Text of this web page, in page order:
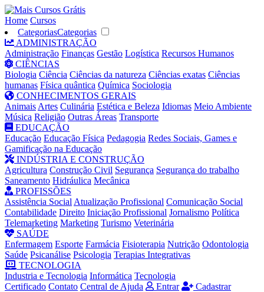
Home Cursos
CategoriasCategorias
ADMINISTRAÇÃO
Administração Finanças Gestão Logística Recursos Humanos
CIÊNCIAS
Biologia Ciência Ciências da natureza Ciências exatas Ciências
humanas Física quântica Química Sociologia
CONHECIMENTOS GERAIS
Animais Artes Culinária Estética e Beleza Idiomas Meio Ambiente
Música Religião Outras Áreas Transporte
EDUCAÇÃO
Educação Educação Física Pedagogia Redes Sociais, Games e
Gamificação na Educação
INDÚSTRIA E CONSTRUÇÃO
Agricultura Construção Civil Segurança Segurança do trabalho
Saneamento Hidráulica Mecânica
PROFISSÕES
Assistência Social Atualização Profissional Comunicação Social
Contabilidade Direito Iniciação Profissional Jornalismo Política
Telemarketing Marketing Turismo Veterinária
SAÚDE
Enfermagem Esporte Farmácia Fisioterapia Nutrição Odontologia
Saúde Psicanálise Psicologia Terapias Integrativas
TECNOLOGIA
Industria e Tecnologia Informática Tecnologia
Certificado Contato Central de Ajuda Entrar Cadastrar